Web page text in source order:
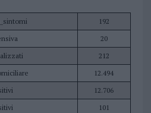
192
20
212
12.494
12.706
101